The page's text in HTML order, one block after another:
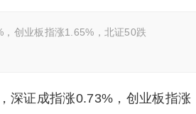
创业板指涨1.65%，北证50跌
深证成指涨0.73%，创业板指涨